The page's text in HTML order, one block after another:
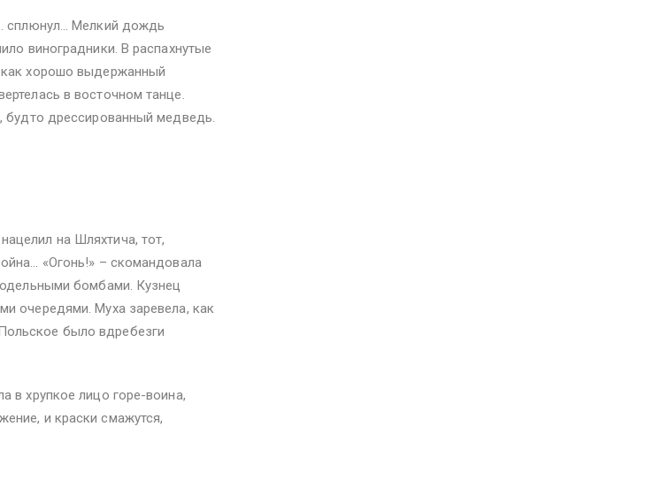
сплюнул… Мелкий дождь
виноградники. В распахнутые
как хорошо выдержанный
в восточном танце.
будто дрессированный медведь.
на Шляхтича, тот,
«Огонь!» – скомандовала
бомбами. Кузнец
очередями. Муха заревела, как
было вдребезги
в хрупкое лицо горе-воина,
и краски смажутся,